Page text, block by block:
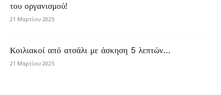
του οργανισμού!
21 Μαρτίου 2025
Κοιλιακοί από ατσάλι με άσκηση 5 λεπτών…
21 Μαρτίου 2025